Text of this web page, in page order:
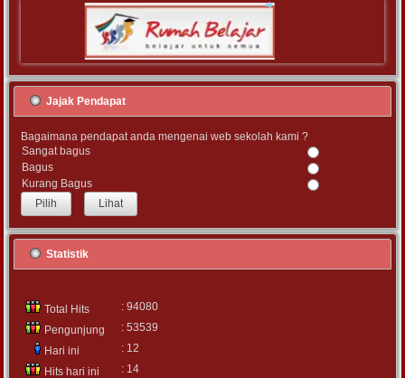
Jajak Pendapat
Bagaimana pendapat anda mengenai web sekolah kami ?
Sangat bagus
Bagus
Kurang Bagus
Lihat
Statistik
Total Hits
: 94080
Pengunjung
: 53539
Hari ini
: 12
Hits hari ini
: 14